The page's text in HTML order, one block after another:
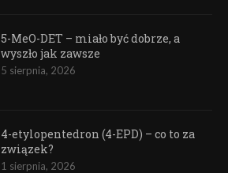
5-MeO-DET – miało być dobrze, a
wyszło jak zawsze
5 sierpnia, 2026
4-etylopentedron (4-EPD) – co to za
związek?
1 sierpnia, 2026